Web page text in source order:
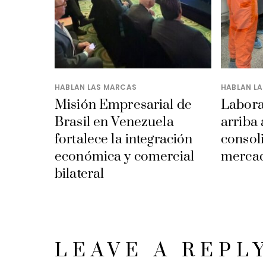
HABLAN LAS MARCAS
Misión Empresarial de
Brasil en Venezuela
fortalece la integración
económica y comercial
bilateral
HABLAN
arriba
LEAVE A